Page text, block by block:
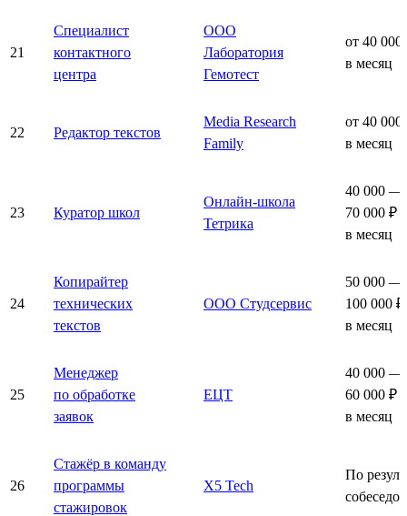
21
Специалист
контактного
центра
ООО
Лаборатория
Гемотест
от 40 000
в месяц
22 Редактор текстов
Media Research
Family
от 40 000
в месяц
23 Куратор школ
Онлайн-школа
Тетрика
40 000 —
70 000 ₽
в месяц
24
Копирайтер
технических
текстов
ООО Студсервис
50 000 —
100 000 ₽
в месяц
25
Менеджер
по обработке
заявок
ЕЦТ
40 000 —
60 000 ₽
в месяц
26
Стажёр в команду
программы
стажировок
X5 Tech
По